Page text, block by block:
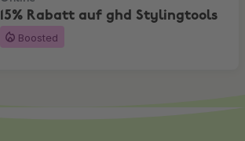
15% Rabatt auf ghd Stylingtools
Boosted